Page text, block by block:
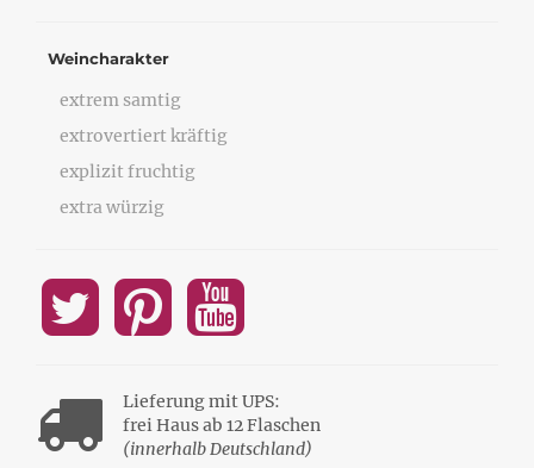
Weincharakter
extrem samtig
extrovertiert kräftig
explizit fruchtig
extra würzig
Lieferung mit UPS:
frei Haus ab 12 Flaschen
(innerhalb Deutschland)